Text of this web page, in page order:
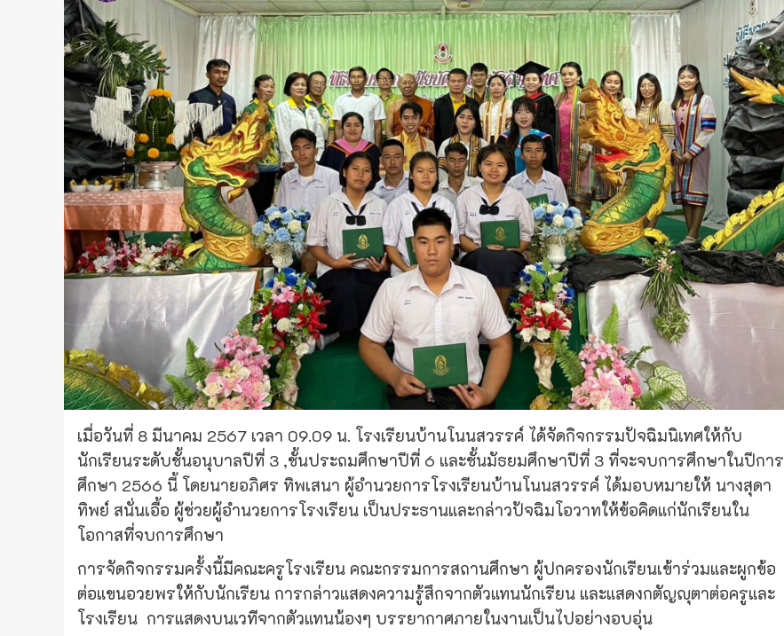
เมื่อวันที่ 8 มีนาคม 2567 เวลา 09.09 น. โรงเรียนบ้านโนนสวรรค์ ได้จัดกิจกรรมปัจฉิมนิเทศให้กับ
นักเรียนระดับชั้นอนุบาลปีที่ 3 ,ชั้นประถมศึกษาปีที่ 6 และชั้นมัธยมศึกษาปีที่ 3 ที่จะจบการศึกษาในปีการ
ศึกษา 2566 นี้ โดยนายอภิศร ทิพเสนา ผู้อำนวยการโรงเรียนบ้านโนนสวรรค์ ได้มอบหมายให้ นางสุดา
ทิพย์ สนั่นเอื้อ ผู้ช่วยผู้อำนวยการโรงเรียน เป็นประธานและกล่าวปัจฉิมโอวาทให้ข้อคิดแก่นักเรียนใน
โอกาสที่จบการศึกษา
การจัดกิจกรรมครั้งนี้มีคณะครูโรงเรียน คณะกรรมการสถานศึกษา ผู้ปกครองนักเรียนเข้าร่วมและผูกข้อ
ต่อแขนอวยพรให้กับนักเรียน การกล่าวแสดงความรู้สึกจากตัวแทนนักเรียน และแสดงกตัญญุตาต่อครูและ
โรงเรียน การแสดงบนเวทีจากตัวแทนน้องๆ บรรยากาศภายในงานเป็นไปอย่างอบอุ่น